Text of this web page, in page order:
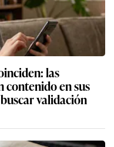
las
contenido en sus
validación